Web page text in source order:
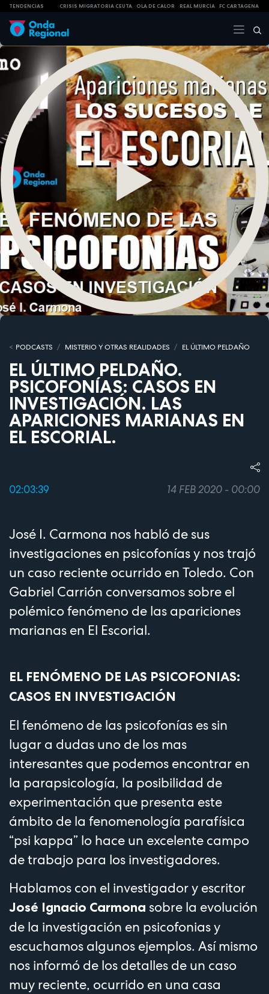
TENDENCIAS CRISIS MIGRATORIA CEUTA OLA DE CALOR REAL MURCIA FC CARTAGENA
PODCASTS MISTERIO Y OTRAS REALIDADES EL ÚLTIMO PELDAÑO
EL ÚLTIMO PELDAÑO.
PSICOFONÍAS: CASOS EN
INVESTIGACIÓN. LAS
APARICIONES MARIANAS EN
EL ESCORIAL.
02:03:39 14 FEB 2020 - 00:00
José I. Carmona nos habló de sus
investigaciones en psicofonías y nos trajó
un caso reciente ocurrido en Toledo. Con
Gabriel Carrión conversamos sobre el
polémico fenómeno de las apariciones
marianas en El Escorial.
EL FENÓMENO DE LAS PSICOFONIAS:
CASOS EN INVESTIGACIÓN
El fenómeno de las psicofonías es sin
lugar a dudas uno de los mas
interesantes que podemos encontrar en
la parapsicología, la posibilidad de
experimentación que presenta este
ámbito de la fenomenología parafísica
“psi kappa” lo hace un excelente campo
de trabajo para los investigadores.
Hablamos con el investigador y escritor
José Ignacio Carmona sobre la evolución
de la investigación en psicofonias y
escuchamos algunos ejemplos. Así mismo
nos informó de los detalles de un caso
muy reciente, ocurrido en una casa